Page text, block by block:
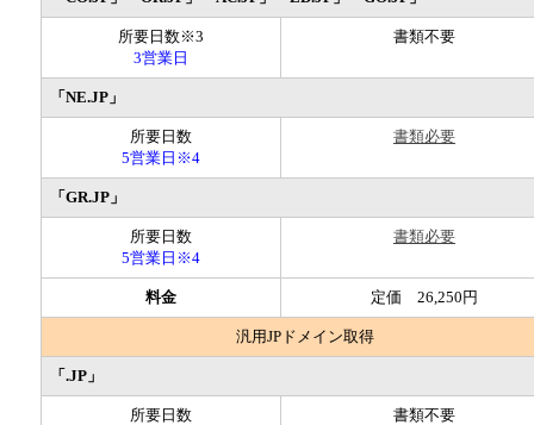
所要日数※3
3営業日
書類不要
「NE.JP」
所要日数
5営業日※4
書類必要
「GR.JP」
所要日数
5営業日※4
書類必要
料金 定価 26,250円
汎用JPドメイン取得
「.JP」
所要日数
書類不要